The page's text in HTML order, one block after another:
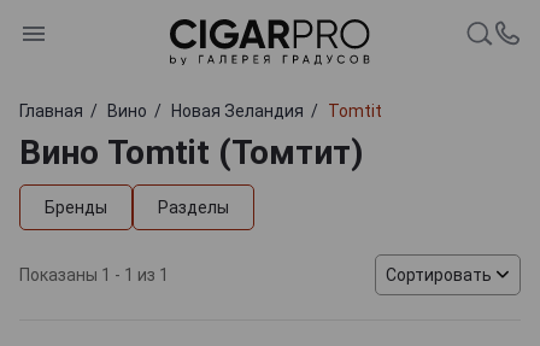
Главная Вино Новая Зеландия Tomtit
Вино Tomtit (Томтит)
Бренды Разделы
Показаны 1 - 1 из 1 Сортировать